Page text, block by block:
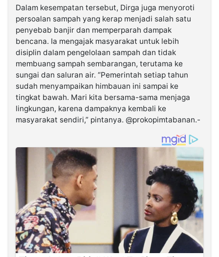
Dalam kesempatan tersebut, Dirga juga menyoroti
persoalan sampah yang kerap menjadi salah satu
penyebab banjir dan memperparah dampak
bencana. Ia mengajak masyarakat untuk lebih
disiplin dalam pengelolaan sampah dan tidak
membuang sampah sembarangan, terutama ke
sungai dan saluran air. “Pemerintah setiap tahun
sudah menyampaikan himbauan ini sampai ke
tingkat bawah. Mari kita bersama-sama menjaga
lingkungan, karena dampaknya kembali ke
masyarakat sendiri,” pintanya. @prokopimtabanan.-